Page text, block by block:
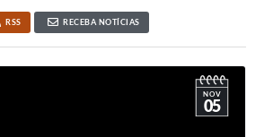
RSS RECEBA NOTÍCIAS
NOV
05